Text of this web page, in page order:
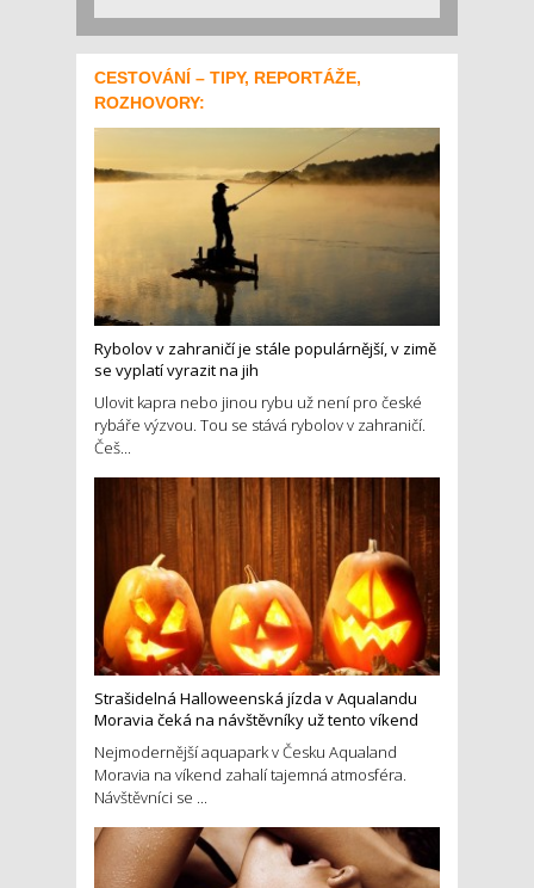
CESTOVÁNÍ – TIPY, REPORTÁŽE,
ROZHOVORY:
Rybolov v zahraničí je stále populárnější, v zimě
se vyplatí vyrazit na jih
Ulovit kapra nebo jinou rybu už není pro české
rybáře výzvou. Tou se stává rybolov v zahraničí.
Češ...
Strašidelná Halloweenská jízda v Aqualandu
Moravia čeká na návštěvníky už tento víkend
Nejmodernější aquapark v Česku Aqualand
Moravia na víkend zahalí tajemná atmosféra.
Návštěvníci se ...